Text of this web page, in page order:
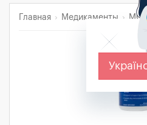
Главная Медикаменты